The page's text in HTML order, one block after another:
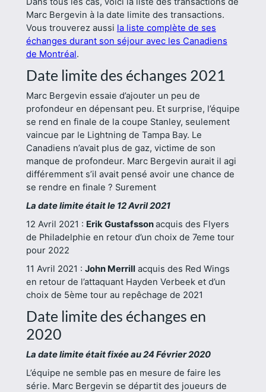
Marc Bergevin à la date limite des transactions.
Vous trouverez aussi la liste complète de ses
échanges durant son séjour avec les Canadiens
de Montréal.
Date limite des échanges 2021
Marc Bergevin essaie d’ajouter un peu de
profondeur en dépensant peu. Et surprise, l’équipe
se rend en finale de la coupe Stanley, seulement
vaincue par le Lightning de Tampa Bay. Le
Canadiens n’avait plus de gaz, victime de son
manque de profondeur. Marc Bergevin aurait il agi
différemment s’il avait pensé avoir une chance de
se rendre en finale ? Surement
La date limite était le 12 Avril 2021
12 Avril 2021 : Erik Gustafssonacquis des Flyers
de Philadelphie en retour d’un choix de 7eme tour
pour 2022
11 Avril 2021 : John Merrillacquis des Red Wings
en retour de l’attaquant Hayden Verbeek et d’un
choix de 5ème tour au repêchage de 2021
Date limite des échanges en
2020
La date limite était fixée au 24 Février 2020
L’équipe ne semble pas en mesure de faire les
série. Marc Bergevin se départit des joueurs de